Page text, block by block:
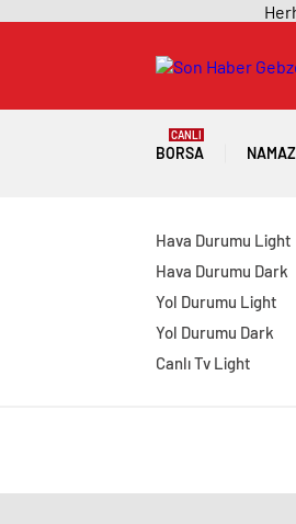
BORSA
CANLI
Hava Durumu Light
Hava Durumu Dark
Yol Durumu Light
Yol Durumu Dark
Canlı Tv Light